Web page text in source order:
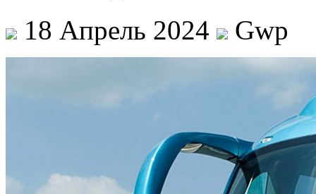
18 Апрель 2024 Gwp